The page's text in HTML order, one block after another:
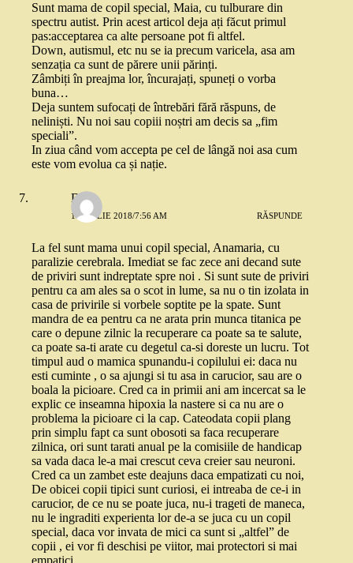
Sunt mama de copil special, Maia, cu tulburare din
spectru autist. Prin acest articol deja ați făcut primul
pas:acceptarea ca alte persoane pot fi altfel.
Down, autismul, etc nu se ia precum varicela, asa am
senzația ca sunt de părere unii părinți.
Zâmbiți în preajma lor, încurajați, spuneți o vorba
buna…
Deja suntem sufocați de întrebări fără răspuns, de
neliniști. Nu noi sau copiii noștri am decis sa „fim
speciali”.
In ziua când vom accepta pe cel de lângă noi asa cum
este vom evolua ca și nație.
Dana
1 APRILIE 2018/7:56 AM RĂSPUNDE
La fel sunt mama unui copil special, Anamaria, cu
paralizie cerebrala. Imediat se fac zece ani decand sute
de priviri sunt indreptate spre noi . Si sunt sute de priviri
pentru ca am ales sa o scot in lume, sa nu o tin izolata in
casa de privirile si vorbele soptite pe la spate. Sunt
mandra de ea pentru ca ne arata prin munca titanica pe
care o depune zilnic la recuperare ca poate sa te salute,
ca poate sa-ti arate cu degetul ca-si doreste un lucru. Tot
timpul aud o mamica spunandu-i copilului ei: daca nu
esti cuminte , o sa ajungi si tu asa in carucior, sau are o
boala la picioare. Cred ca in primii ani am incercat sa le
explic ce inseamna hipoxia la nastere si ca nu are o
problema la picioare ci la cap. Cateodata copii plang
prin simplu fapt ca sunt obosoti sa faca recuperare
zilnica, ori sunt tarati anual pe la comisiile de handicap
sa vada daca le-a mai crescut ceva creier sau neuroni.
Cred ca un zambet este deajuns daca empatizati cu noi,
De obicei copii tipici sunt curiosi, ei intreaba de ce-i in
carucior, de ce nu se poate juca, nu-i trageti de maneca,
nu le ingraditi experienta lor de-a se juca cu un copil
special, daca vor invata de mici ca sunt si „altfel” de
copii , ei vor fi deschisi pe viitor, mai protectori si mai